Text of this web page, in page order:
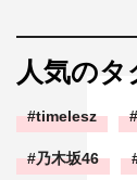
人気のタ
timelesz
乃木坂46